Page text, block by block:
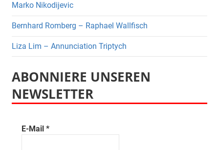
Marko Nikodijevic
Bernhard Romberg – Raphael Wallfisch
Liza Lim – Annunciation Triptych
ABONNIERE UNSEREN
NEWSLETTER
E-Mail *